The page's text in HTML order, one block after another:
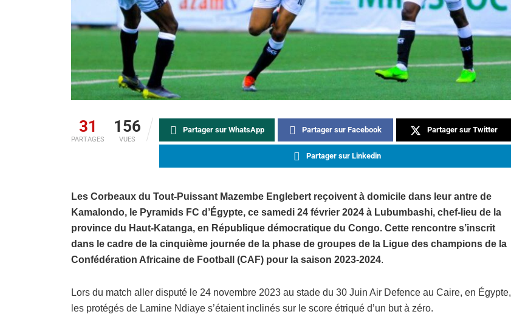
31
PARTAGES
156
VUES
Partager sur WhatsApp Partager sur Facebook Partager sur Twitter
Partager sur Linkedin
Les Corbeaux du Tout-Puissant Mazembe Englebert reçoivent à domicile dans leur antre de
Kamalondo, le Pyramids FC d’Égypte, ce samedi 24 février 2024 à Lubumbashi, chef-lieu de la
province du Haut-Katanga, en République démocratique du Congo. Cette rencontre s’inscrit
dans le cadre de la cinquième journée de la phase de groupes de la Ligue des champions de la
Confédération Africaine de Football (CAF) pour la saison 2023-2024.
Lors du match aller disputé le 24 novembre 2023 au stade du 30 Juin Air Defence au Caire, en Égypte,
les protégés de Lamine Ndiaye s’étaient inclinés sur le score étriqué d’un but à zéro.